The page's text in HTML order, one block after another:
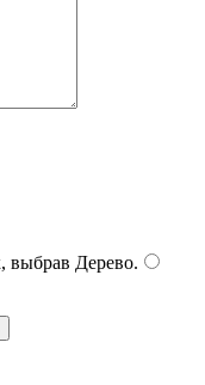
выбрав Дерево.